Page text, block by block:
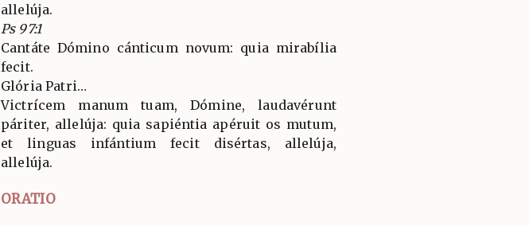
allelúja.
Ps 97:1
Cantáte Dómino cánticum novum: quia mirabília
fecit.
Glória Patri…
Victrícem manum tuam, Dómine, laudavérunt
páriter, allelúja: quia sapiéntia apéruit os mutum,
et linguas infántium fecit disértas, allelúja,
allelúja.
ORATIO